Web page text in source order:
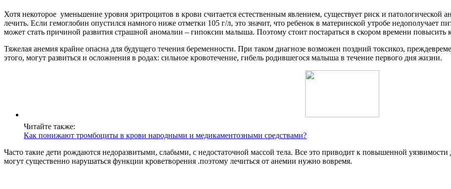
Хотя некоторое уменьшение уровня эритроцитов в крови считается естественным явлением, существует риск и патологической
лечить. Если гемоглобин опустился намного ниже отметки 105 г/л, это значит, что ребенок в материнской утробе недополучает
может стать причиной развития страшной аномалии – гипоксии малыша. Поэтому стоит постараться в скором времени повысить
Тяжелая анемия крайне опасна для будущего течения беременности. При таком диагнозе возможен поздний токсикоз,
этого, могут развиться и осложнения в родах: сильное кровотечение, гибель родившегося малыша в течение первого дня жизни.
Читайте также:
Как понижают тромбоциты в крови народными и медикаментозными средствами?
Часто такие дети рождаются недоразвитыми, слабыми, с недостаточной массой тела. Все это приводит к повышенной
могут существенно нарушаться функции кроветворения .поэтому лечиться от анемии нужно вовремя.